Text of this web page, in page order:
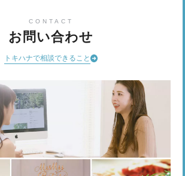
CONTACT
お問い合わせ
トキハナで相談できること